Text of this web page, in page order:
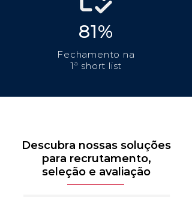
81%
Fechamento na
1ª short list
Descubra nossas soluções
para recrutamento,
seleção e avaliação